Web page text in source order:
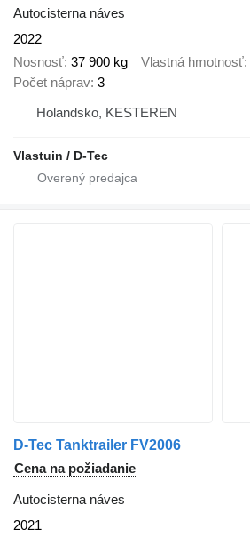
Autocisterna náves
2022
Nosnosť 37 900 kg Vlastná hmotnosť
Počet náprav 3
Holandsko, KESTEREN
Vlastuin / D-Tec
D-Tec Tanktrailer FV2006
Cena na požiadanie
Autocisterna náves
2021